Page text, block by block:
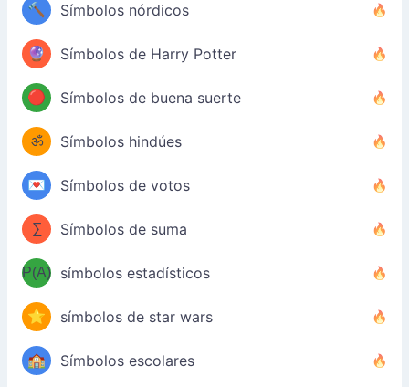
🔨 Símbolos nórdicos
🔮 Símbolos de Harry Potter
🔴 Símbolos de buena suerte
ॐ Símbolos hindúes
💌 Símbolos de votos
∑ Símbolos de suma
P(A) símbolos estadísticos
⭐ símbolos de star wars
🏫 Símbolos escolares